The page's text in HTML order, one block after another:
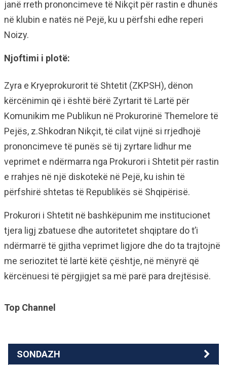
janë rreth prononcimeve të Nikçit për rastin e dhunës
në klubin e natës në Pejë, ku u përfshi edhe reperi
Noizy.
Njoftimi i plotë:
Zyra e Kryeprokurorit të Shtetit (ZKPSH), dënon
kërcënimin që i është bërë Zyrtarit të Lartë për
Komunikim me Publikun në Prokurorinë Themelore të
Pejës, z.Shkodran Nikçit, të cilat vijnë si rrjedhojë
prononcimeve të punës së tij zyrtare lidhur me
veprimet e ndërmarra nga Prokurori i Shtetit për rastin
e rrahjes në një diskotekë në Pejë, ku ishin të
përfshirë shtetas të Republikës së Shqipërisë.
Prokurori i Shtetit në bashkëpunim me institucionet
tjera ligj zbatuese dhe autoritetet shqiptare do t’i
ndërmarrë të gjitha veprimet ligjore dhe do ta trajtojnë
me seriozitet të lartë këtë çështje, në mënyrë që
kërcënuesi të përgjigjet sa më parë para drejtësisë.
Top Channel
SONDAZH